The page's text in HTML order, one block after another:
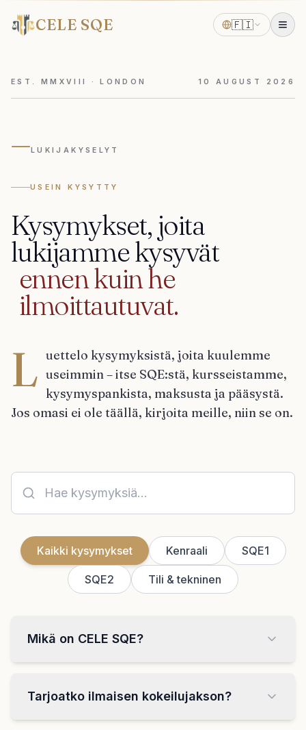
CELE SQE 🇫🇮
EST. MMXVIII · LONDON 10 AUGUST 2026
—LUKIJAKYSELYT
USEIN KYSYTTY
Kysymykset, joita
lukijammekysyvät
ennenkuinhe
ilmoittautuvat.
L uettelo kysymyksistä, joita kuulemme
useimmin – itse SQE:stä, kursseistamme,
kysymyspankista, maksusta ja pääsystä.
Jos omasi ei ole täällä, kirjoita meille, niin se on.
Kaikki kysymykset Kenraali SQE1
SQE2 Tili & tekninen
Mikä on CELE SQE?
Tarjoatko ilmaisen kokeilujakson?